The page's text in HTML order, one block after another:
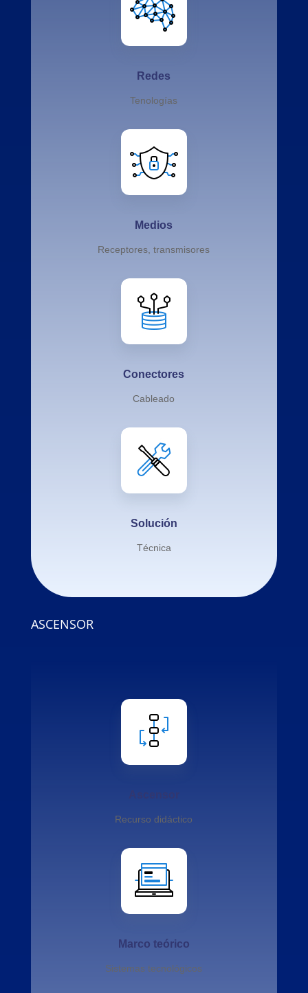
Redes
Tenologías
Medios
Receptores, transmisores
Conectores
Cableado
Solución
Técnica
ASCENSOR
Recurso didáctico
Marco teórico
Sistemas tecnológicos